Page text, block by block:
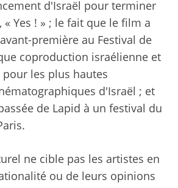
d'Israël pour terminer
Yes ! » ; le fait que le film a
première au Festival de
coproduction israélienne et
les plus hautes
d'Israël ; et
de Lapid à un festival du
ne cible pas les artistes en
ou de leurs opinions